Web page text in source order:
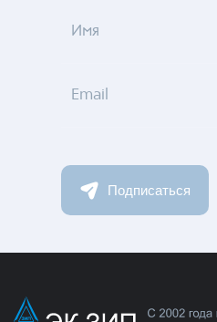
Имя
Email
Подписаться